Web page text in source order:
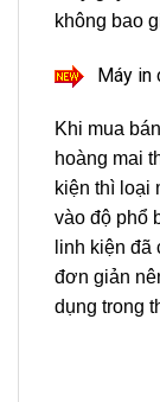
không bao
Máy in
Khi mua bán
hoàng mai
kiện thì loại
vào độ phổ
linh kiện
đơn giản
dụng trong